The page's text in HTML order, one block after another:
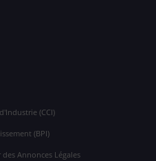
(CCI)
(BPI)
Annonces Légales